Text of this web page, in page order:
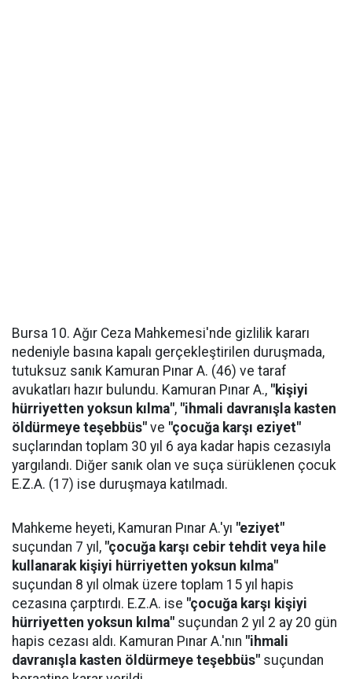
Bursa 10. Ağır Ceza Mahkemesi'nde gizlilik kararı
nedeniyle basına kapalı gerçekleştirilen duruşmada,
tutuksuz sanık Kamuran Pınar A. (46) ve taraf
avukatları hazır bulundu. Kamuran Pınar A., "kişiyi
hürriyetten yoksun kılma", "ihmali davranışla kasten
öldürmeye teşebbüs" ve "çocuğa karşı eziyet"
suçlarından toplam 30 yıl 6 aya kadar hapis cezasıyla
yargılandı. Diğer sanık olan ve suça sürüklenen çocuk
E.Z.A. (17) ise duruşmaya katılmadı.
Mahkeme heyeti, Kamuran Pınar A.'yı "eziyet"
suçundan 7 yıl, "çocuğa karşı cebir tehdit veya hile
kullanarak kişiyi hürriyetten yoksun kılma"
suçundan 8 yıl olmak üzere toplam 15 yıl hapis
cezasına çarptırdı. E.Z.A. ise "çocuğa karşı kişiyi
hürriyetten yoksun kılma" suçundan 2 yıl 2 ay 20 gün
hapis cezası aldı. Kamuran Pınar A.'nın "ihmali
davranışla kasten öldürmeye teşebbüs" suçundan